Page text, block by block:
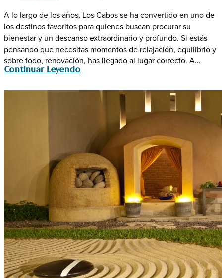
A lo largo de los años, Los Cabos se ha convertido en uno de
los destinos favoritos para quienes buscan procurar su
bienestar y un descanso extraordinario y profundo. Si estás
pensando que necesitas momentos de relajación, equilibrio y
sobre todo, renovación, has llegado al lugar correcto. A…
Continuar Leyendo